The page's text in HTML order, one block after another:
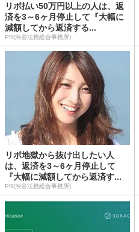
リボ払い50万円以上の人は、返
済を3～6ヶ月停止して『大幅に
減額してから返済する...
PR(渋谷法務総合事務所)
リボ地獄から抜け出したい人
は、返済を3～6ヶ月停止して
『大幅に減額してから返済す...
PR(渋谷法務総合事務所)